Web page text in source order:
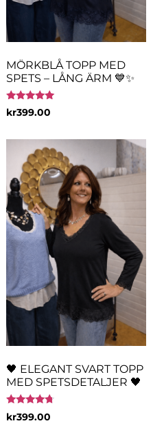
MÖRKBLÅ TOPP MED
SPETS – LÅNG ÄRM 💙✨
Betygsatt
4.80
kr399.00
🖤 ELEGANT SVART TOPP
MED SPETSDETALJER 🖤
Betygsatt
4.50
kr399.00